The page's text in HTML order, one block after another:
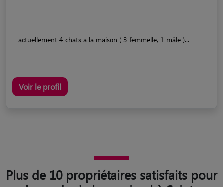
actuellement 4 chats a la maison ( 3 femmelle, 1 mâle )...
Voir le profil
Plus de 10 propriétaires satisfaits pour